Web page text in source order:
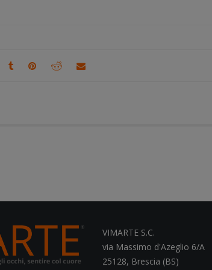
VIMARTE S.C.
via Massimo d'Azeglio 6/A
25128, Brescia (BS)